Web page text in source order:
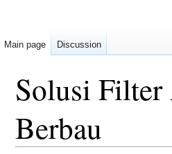
Solusi
Berbau
Main page Discussion